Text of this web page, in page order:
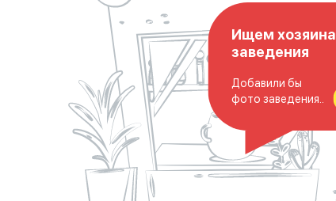
Ищем хозяина
заведения
Добавили бы
фото заведения..